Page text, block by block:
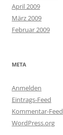
April 2009
März 2009
Februar 2009
META
Anmelden
Eintrags-Feed
Kommentar-Feed
WordPress.org